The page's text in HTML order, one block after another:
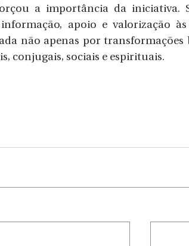
a importância da iniciativa.
apoio e valorização
não apenas por transformações
conjugais, sociais e espirituais.